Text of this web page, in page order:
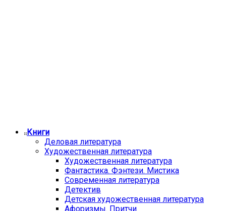
Книги
Деловая литература
Художественная литература
Художественная литература
Фантастика. Фэнтези. Мистика
Современная литература
Детектив
Детская художественная литература
Афоризмы. Притчи